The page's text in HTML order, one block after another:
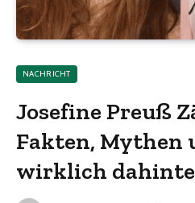
NACHRICHT
Josefine Preuß
Fakten, Mythen
wirklich